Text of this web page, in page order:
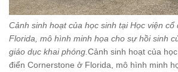
Cảnh sinh hoạt của học sinh tại Học viện cổ
Florida, mô hình minh họa cho sự hồi sinh
giáo dục khai phóng. Cảnh sinh hoạt của
điển Cornerstone ở Florida, mô hình minh